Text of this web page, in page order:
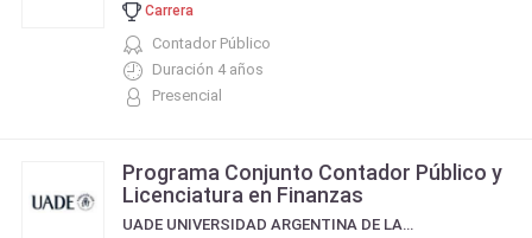
Carrera
Contador Público
Duración 4 años
Presencial
Programa Conjunto Contador Público y
Licenciatura en Finanzas
UADE UNIVERSIDAD ARGENTINA DE LA EMPRESA